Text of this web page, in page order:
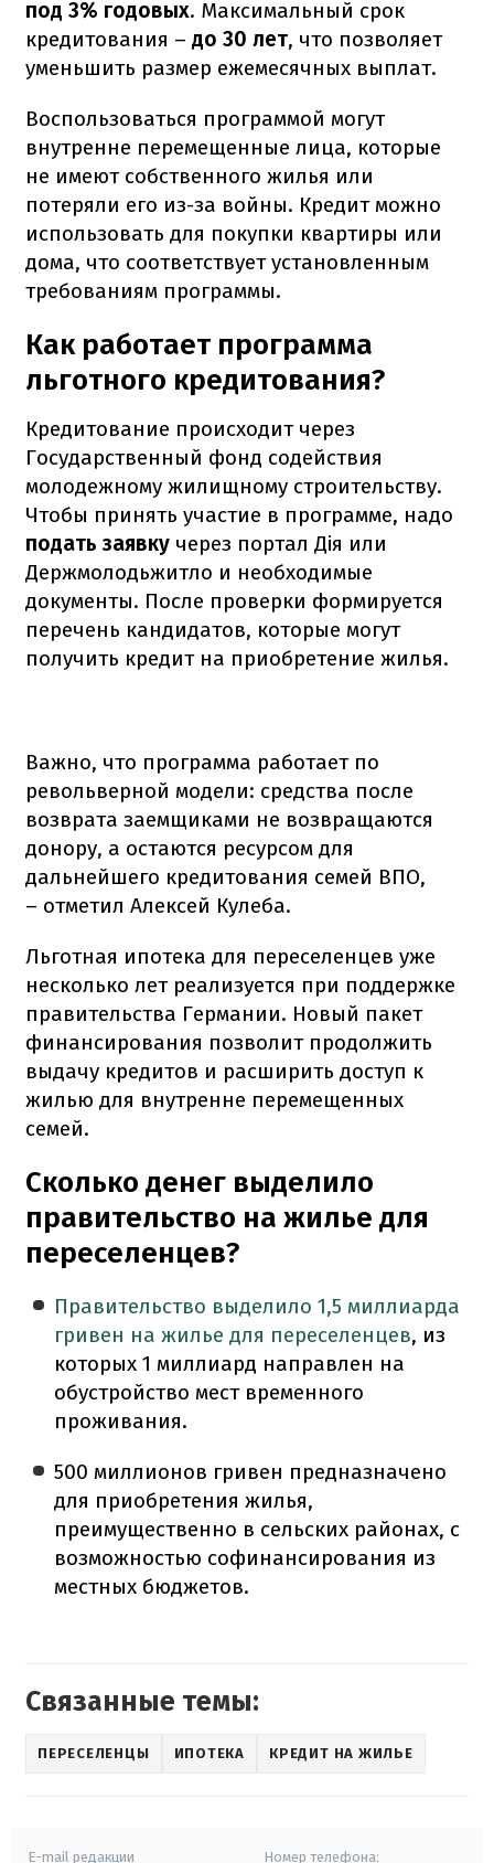
под 3% годовых. Максимальный срок
кредитования – до 30 лет, что позволяет
уменьшить размер ежемесячных выплат.
Воспользоваться программой могут
внутренне перемещенные лица, которые
не имеют собственного жилья или
потеряли его из-за войны. Кредит можно
использовать для покупки квартиры или
дома, что соответствует установленным
требованиям программы.
Как работает программа
льготного кредитования?
Кредитование происходит через
Государственный фонд содействия
молодежному жилищному строительству.
Чтобы принять участие в программе, надо
подать заявку через портал Дія или
Держмолодьжитло и необходимые
документы. После проверки формируется
перечень кандидатов, которые могут
получить кредит на приобретение жилья.
Важно, что программа работает по
револьверной модели: средства после
возврата заемщиками не возвращаются
донору, а остаются ресурсом для
дальнейшего кредитования семей ВПО,
– отметил Алексей Кулеба.
Льготная ипотека для переселенцев уже
несколько лет реализуется при поддержке
правительства Германии. Новый пакет
финансирования позволит продолжить
выдачу кредитов и расширить доступ к
жилью для внутренне перемещенных
семей.
Сколько денег выделило
правительство на жилье для
переселенцев?
Правительство выделило 1,5 миллиарда
гривен на жилье для переселенцев, из
которых 1 миллиард направлен на
обустройство мест временного
проживания.
500 миллионов гривен предназначено
для приобретения жилья,
преимущественно в сельских районах, с
возможностью софинансирования из
местных бюджетов.
Связанные темы:
ПЕРЕСЕЛЕНЦЫ ИПОТЕКА КРЕДИТ НА ЖИЛЬЕ
E-mail редакции Номер телефона: